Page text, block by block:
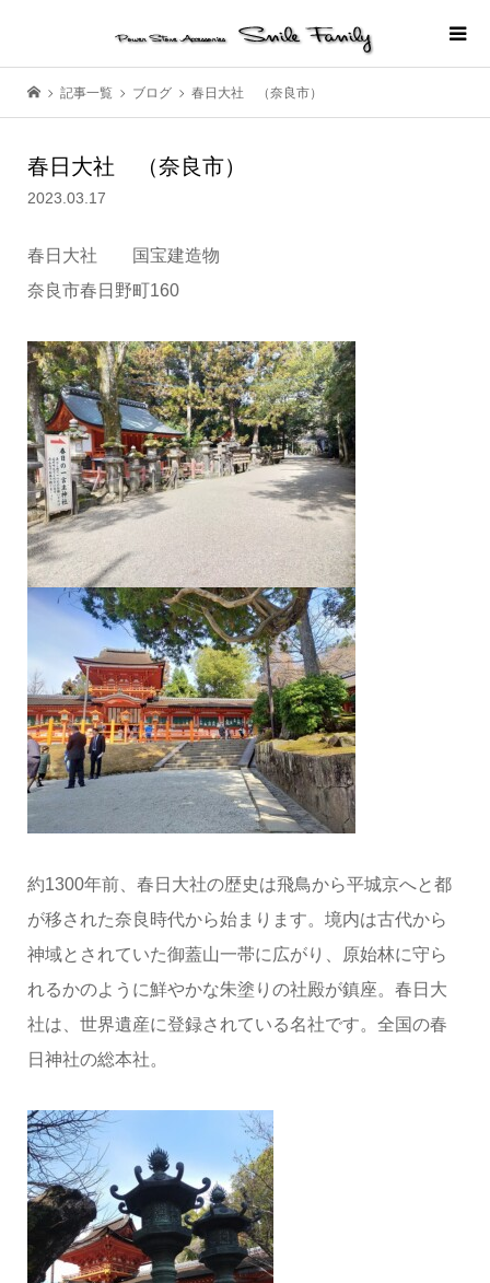
記事一覧 ブログ 春日大社 （奈良市）
春日大社 （奈良市）
2023.03.17
春日大社 国宝建造物
奈良市春日野町160
約1300年前、春日大社の歴史は飛鳥から平城京へと都
が移された奈良時代から始まります。境内は古代から
神域とされていた御蓋山一帯に広がり、原始林に守ら
れるかのように鮮やかな朱塗りの社殿が鎮座。春日大
社は、世界遺産に登録されている名社です。全国の春
日神社の総本社。